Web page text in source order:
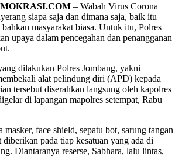
– Wabah Virus Corona
siapa saja dan dimana saja, baik itu
masyarakat biasa. Untuk itu, Polres
upaya dalam pencegahan dan penangganan
dilakukan Polres Jombang, yakni
alat pelindung diri (APD) kepada
tersebut diserahkan langsung oleh kapolres
di lapangan mapolres setempat, Rabu
face shield, sepatu bot, sarung tangan
diberikan pada tiap kesatuan yang ada di
Diantaranya reserse, Sabhara, lalu lintas,